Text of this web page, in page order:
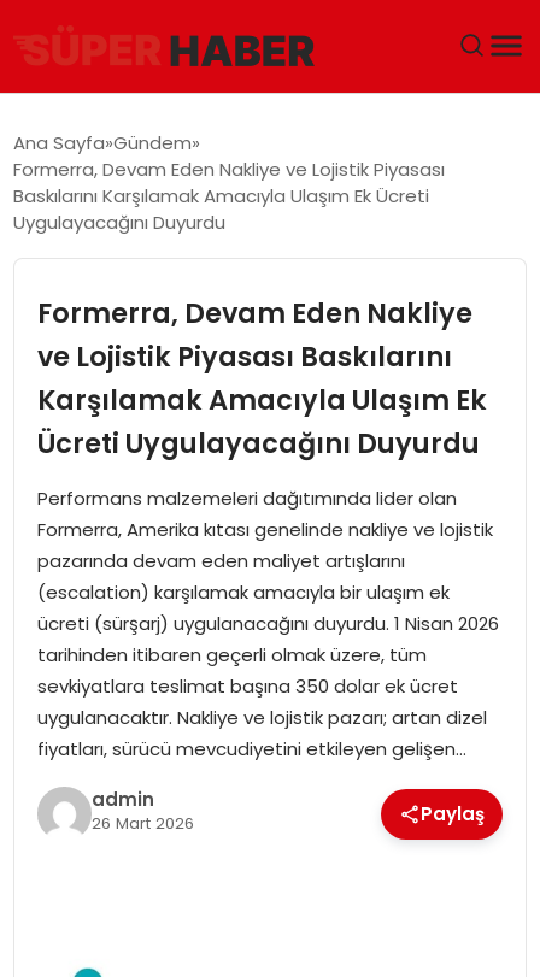
GÜNDEM
EĞITIM
EKONOMI
MAGAZIN
SAĞLIK
SIYASET
SPOR
TEKNOLOJI
YAŞAM
Ana Sayfa Gündem
Formerra, Devam Eden Nakliye ve Lojistik Piyasası
Baskılarını Karşılamak Amacıyla Ulaşım Ek Ücreti
Uygulayacağını Duyurdu
Formerra, Devam Eden Nakliye
ve Lojistik Piyasası Baskılarını
Karşılamak Amacıyla Ulaşım Ek
Ücreti Uygulayacağını Duyurdu
Performans malzemeleri dağıtımında lider olan
Formerra, Amerika kıtası genelinde nakliye ve lojistik
pazarında devam eden maliyet artışlarını
(escalation) karşılamak amacıyla bir ulaşım ek
ücreti (sürşarj) uygulanacağını duyurdu. 1 Nisan 2026
tarihinden itibaren geçerli olmak üzere, tüm
sevkiyatlara teslimat başına 350 dolar ek ücret
uygulanacaktır. Nakliye ve lojistik pazarı; artan dizel
fiyatları, sürücü mevcudiyetini etkileyen gelişen…
admin
26 Mart 2026 Paylaş